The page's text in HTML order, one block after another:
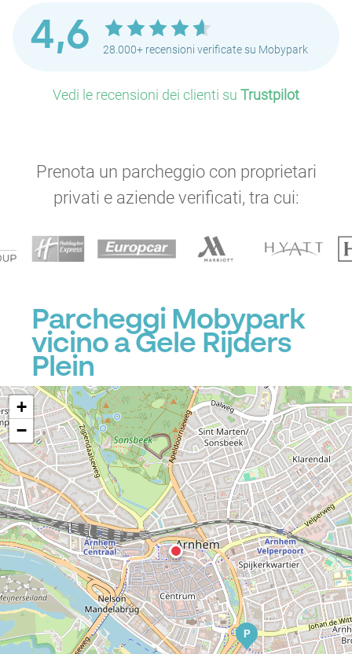
4,6 28.000+ recensioni verificate su Mobypark
Vedi le recensioni dei clienti su Trustpilot
Prenota un parcheggio con proprietari
privati e aziende verificati, tra cui:
Parcheggi Mobypark
vicino a Gele Rijders
Plein
P
+
−